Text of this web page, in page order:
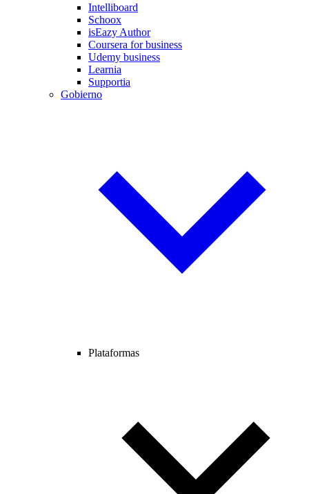
Intelliboard
Schoox
isEazy Author
Coursera for business
Udemy business
Learnia
Supportia
Gobierno
Plataformas